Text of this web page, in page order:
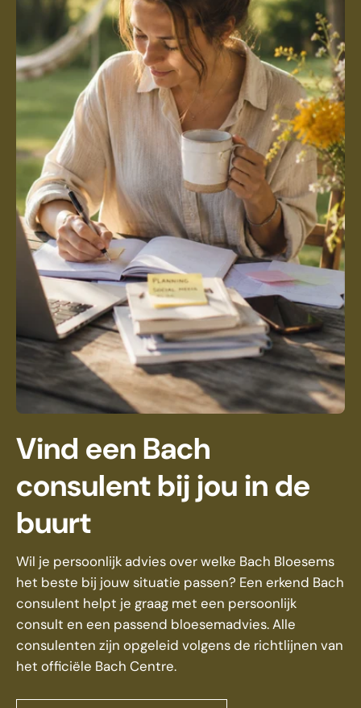
Vind een Bach
consulent bij jou in de
buurt
Wil je persoonlijk advies over welke Bach Bloesems
het beste bij jouw situatie passen? Een erkend Bach
consulent helpt je graag met een persoonlijk
consult en een passend bloesemadvies. Alle
consulenten zijn opgeleid volgens de richtlijnen van
het officiële Bach Centre.